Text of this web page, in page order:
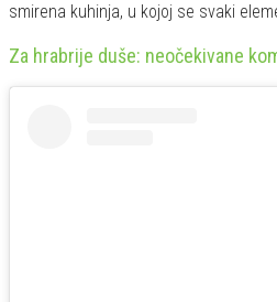
smirena kuhinja, u kojoj se svaki
Za hrabrije duše: neočekivane